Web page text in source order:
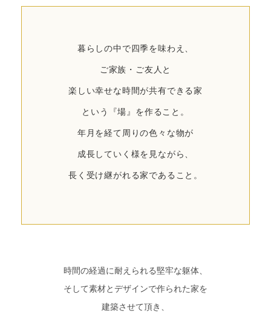
暮らしの中で四季を味わえ、
ご家族・ご友人と
楽しい幸せな時間が共有できる家
という『場』を作ること。
年月を経て周りの色々な物が
成長していく様を見ながら、
長く受け継がれる家であること。
時間の経過に耐えられる堅牢な躯体、
そして素材とデザインで作られた家を
建築させて頂き、